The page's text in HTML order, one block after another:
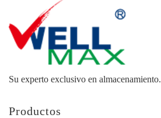
Su experto exclusivo en almacenamiento.
Productos